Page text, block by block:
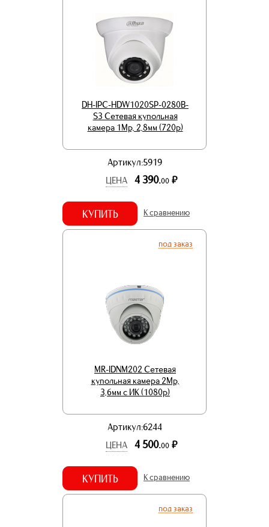
DH-IPC-HDW1020SP-0280B-
S3 Сетевая купольная
камера 1Mp, 2,8мм (720p)
Артикул:5919
ЦЕНА
4 390.00 р.
КУПИТЬ К сравнению
под заказ
MR-IDNM202 Сетевая
купольная камера 2Mp,
3,6мм с ИК (1080p)
Артикул:6244
ЦЕНА
4 500.00 р.
КУПИТЬ К сравнению
под заказ